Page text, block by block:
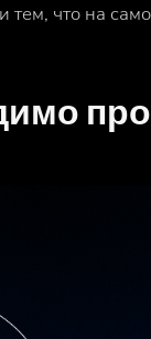
тем, что на